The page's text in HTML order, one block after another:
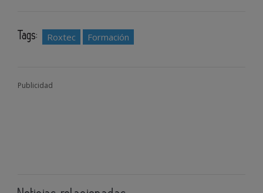
Tags: Roxtec Formación
Publicidad